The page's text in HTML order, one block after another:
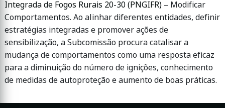
Integrada de Fogos Rurais 20-30 (PNGIFR) – Modificar
Comportamentos. Ao alinhar diferentes entidades, definir
estratégias integradas e promover ações de
sensibilização, a Subcomissão procura catalisar a
mudança de comportamentos como uma resposta eficaz
para a diminuição do número de ignições, conhecimento
de medidas de autoproteção e aumento de boas práticas.